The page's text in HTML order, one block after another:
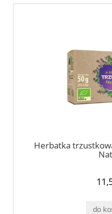
Herbatka
do